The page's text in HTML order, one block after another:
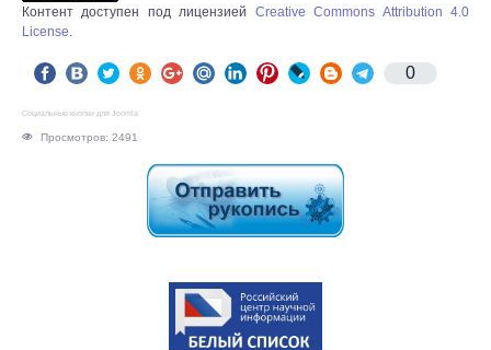
Контент доступен под лицензией Creative Commons Attribution 4.0
License.
0
Социальные кнопки для Joomla
Просмотров: 2491